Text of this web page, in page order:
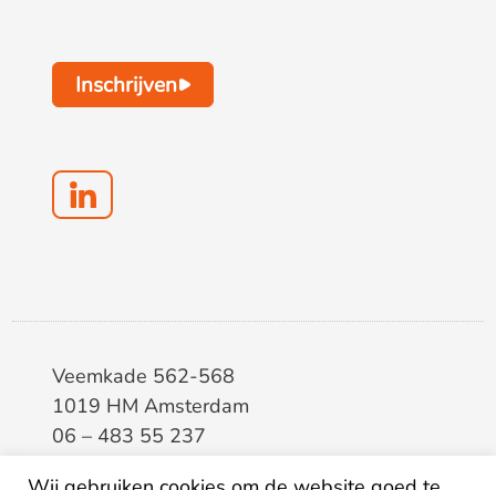
Inschrijven
Veemkade 562-568
1019 HM Amsterdam
06 – 483 55 237